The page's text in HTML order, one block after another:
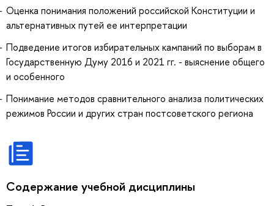
Оценка понимания положений российской Конституции и
альтернативных путей ее интерпретации
Подведение итогов избирательных кампаний по выборам в
Государственную Думу 2016 и 2021 гг. - выяснение общего
и особенного
Понимание методов сравнительного анализа политических
режимов России и других стран постсоветского региона
Содержание учебной дисциплины